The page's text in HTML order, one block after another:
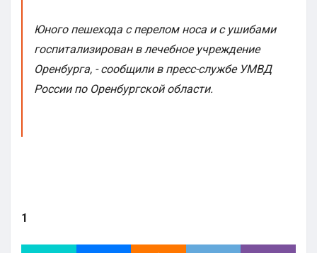
Юного пешехода с перелом носа и с ушибами
госпитализирован в лечебное учреждение
Оренбурга, - сообщили в пресс-службе УМВД
России по Оренбургской области.
1